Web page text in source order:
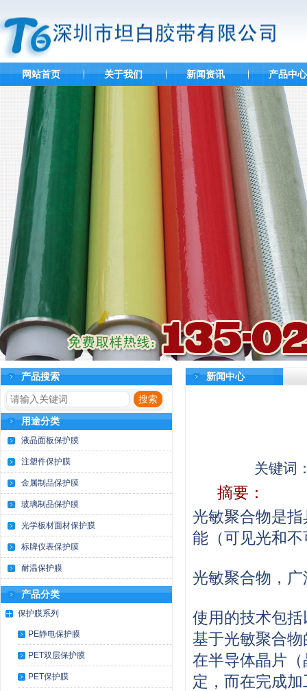
网站首页 关于我们 新闻资讯 产品中心
产品搜索
用途分类
液晶面板保护膜
注塑件保护膜
金属制品保护膜
玻璃制品保护膜
光学板材面材保护膜
标牌仪表保护膜
耐温保护膜
产品分类
保护膜系列
PE静电保护膜
PET双层保护膜
PET保护膜
新闻中心
关键词
摘要：
光敏聚合物是
能（可见光和
光敏聚合物，
使用的技术包
基于光敏聚合
在半导体晶片
定，而在完成